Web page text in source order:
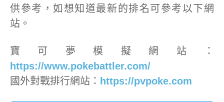
供參考，如想知道最新的排名可參考以下網
站。
寶可夢模擬網站：
https://www.pokebattler.com/
國外對戰排行網站： https://pvpoke.com